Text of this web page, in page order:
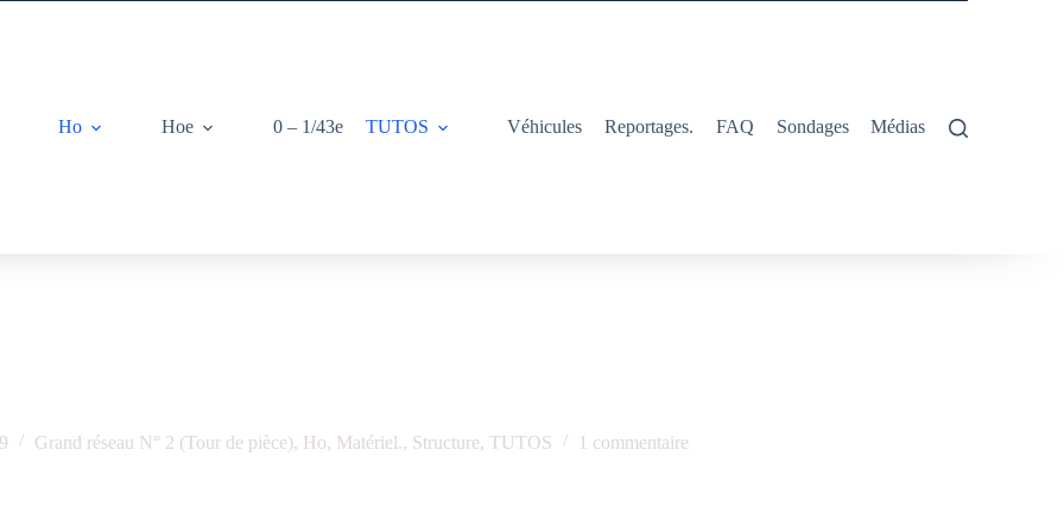
Ho Hoe 0 – 1/43e TUTOS Véhicules Reportages. FAQ Sondages Médias
Grand réseau N° 2 (Tour de pièce), Ho, Matériel., Structure, TUTOS 1 commentaire